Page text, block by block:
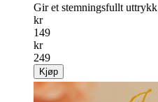
Gir et stemningsfullt
kr
149
kr
249
Kjøp